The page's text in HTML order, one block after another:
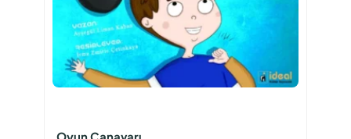
Oyun Canavarı